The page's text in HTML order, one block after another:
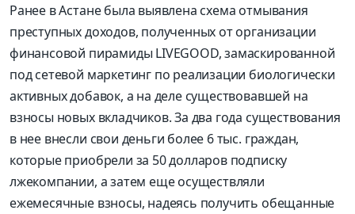
Ранее в Астане была выявлена схема отмывания
преступных доходов, полученных от организации
финансовой пирамиды LIVEGOOD, замаскированной
под сетевой маркетинг по реализации биологически
активных добавок, а на деле существовавшей на
взносы новых вкладчиков. За два года существования
в нее внесли свои деньги более 6 тыс. граждан,
которые приобрели за 50 долларов подписку
лжекомпании, а затем еще осуществляли
ежемесячные взносы, надеясь получить обещанные